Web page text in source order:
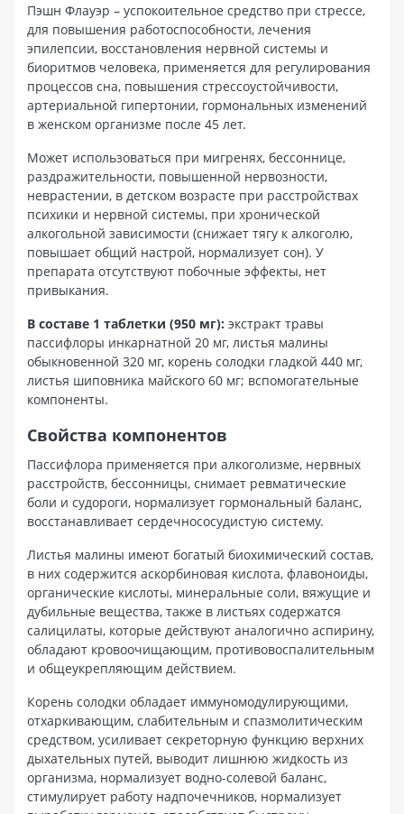
Пэшн Флауэр – успокоительное средство при стрессе,
для повышения работоспособности, лечения
эпилепсии, восстановления нервной системы и
биоритмов человека, применяется для регулирования
процессов сна, повышения стрессоустойчивости,
артериальной гипертонии, гормональных изменений
в женском организме после 45 лет.
Может использоваться при мигренях, бессоннице,
раздражительности, повышенной нервозности,
неврастении, в детском возрасте при расстройствах
психики и нервной системы, при хронической
алкогольной зависимости (снижает тягу к алкоголю,
повышает общий настрой, нормализует сон). У
препарата отсутствуют побочные эффекты, нет
привыкания.
В составе 1 таблетки (950 мг): экстракт травы
пассифлоры инкарнатной 20 мг, листья малины
обыкновенной 320 мг, корень солодки гладкой 440 мг,
листья шиповника майского 60 мг; вспомогательные
компоненты.
Свойства компонентов
Пассифлора применяется при алкоголизме, нервных
расстройств, бессонницы, снимает ревматические
боли и судороги, нормализует гормональный баланс,
восстанавливает сердечнососудистую систему.
Листья малины имеют богатый биохимический состав,
в них содержится аскорбиновая кислота, флавоноиды,
органические кислоты, минеральные соли, вяжущие и
дубильные вещества, также в листьях содержатся
салицилаты, которые действуют аналогично аспирину,
обладают кровоочищающим, противовоспалительным
и общеукрепляющим действием.
Корень солодки обладает иммуномодулирующими,
отхаркивающим, слабительным и спазмолитическим
средством, усиливает секреторную функцию верхних
дыхательных путей, выводит лишнюю жидкость из
организма, нормализует водно-солевой баланс,
стимулирует работу надпочечников, нормализует